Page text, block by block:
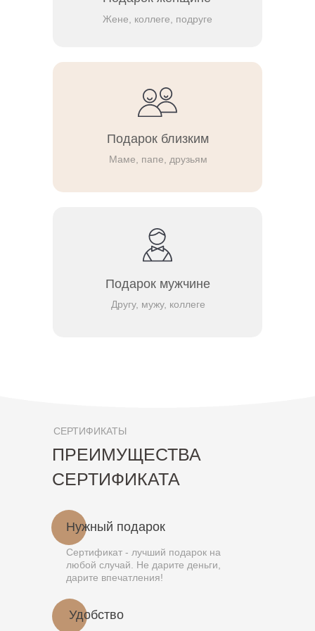
Подарок близким
Подарок мужчине
Жене, коллеге, подруге
Маме, папе, друзьям
Другу, мужу, коллеге
Нужный подарок
Сертификат - лучший подарок на
любой случай. Не дарите деньги,
дарите впечатления!
Удобство
СЕРТИФИКАТЫ
ПРЕИМУЩЕСТВА
СЕРТИФИКАТА